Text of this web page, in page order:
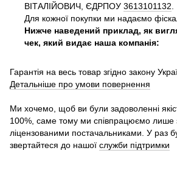
ВІТАЛІЙОВИЧ, ЄДРПОУ 3613101132
Для кожної покупки ми надаємо
Нижче наведений приклад, як
чек, який видає наша компанія:
Гарантія на весь товар згідно закону
Детальніше про умови повернення
Ми хочемо, щоб ви були задоволенні
100%, саме тому ми співпрацюємо лише
ліцензованими постачальниками. У раз
звертайтеся до нашої служби підтримки